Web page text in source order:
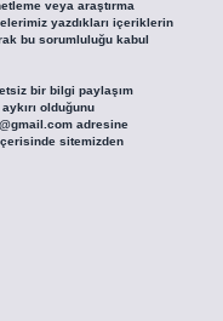
veya araştırma
yazdıkları içeriklerin
bu sorumluluğu kabul
bir bilgi paylaşım
olduğunu
adresine
sitemizden